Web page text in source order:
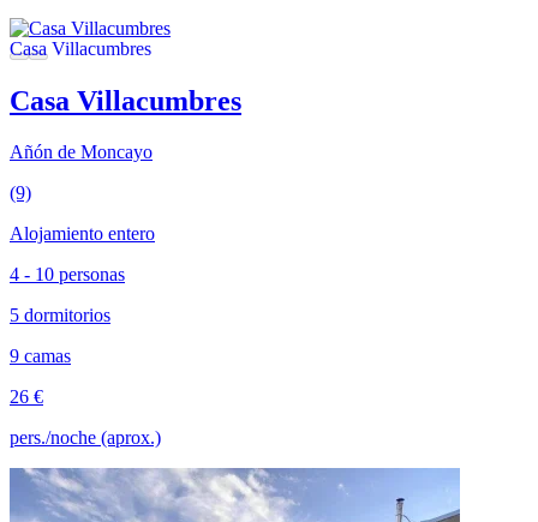
Casa Villacumbres
Añón de Moncayo
(9)
Alojamiento entero
4 - 10 personas
5 dormitorios
9 camas
26 €
pers./noche (aprox.)